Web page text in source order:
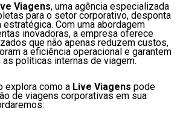
Viagens, uma agência especializada
para o setor corporativo, desponta
estratégica. Com uma abordagem
inovadoras, a empresa oferece
que não apenas reduzem custos,
a eficiência operacional e garantem
políticas internas de viagem.
explora como a Live Viagens pode
de viagens corporativas em sua